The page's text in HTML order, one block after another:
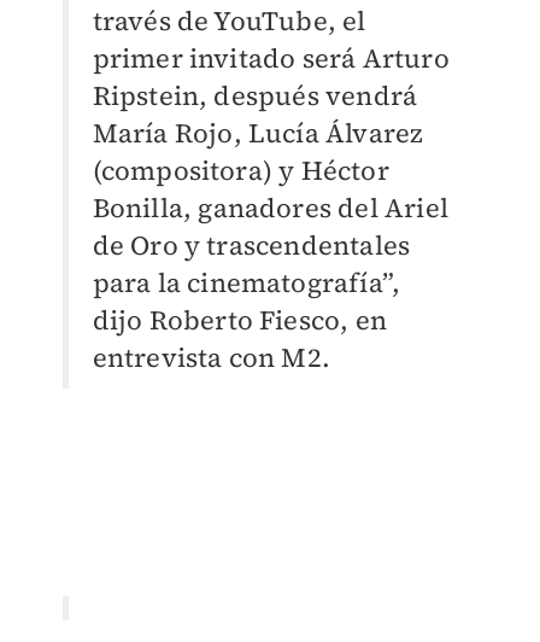
través de YouTube, el
primer invitado será Arturo
Ripstein, después vendrá
María Rojo, Lucía Álvarez
(compositora) y Héctor
Bonilla, ganadores del Ariel
de Oro y trascendentales
para la cinematografía”,
dijo Roberto Fiesco, en
entrevista con M2.